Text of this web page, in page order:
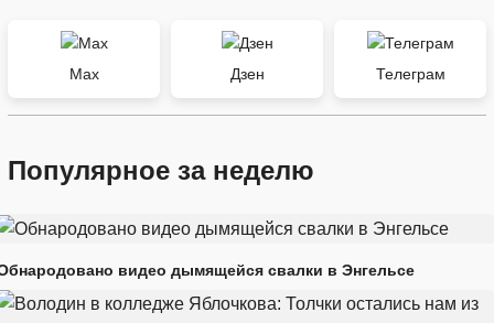
Max Дзен Телеграм
Популярное за неделю
видео дымящейся свалки в Энгельсе